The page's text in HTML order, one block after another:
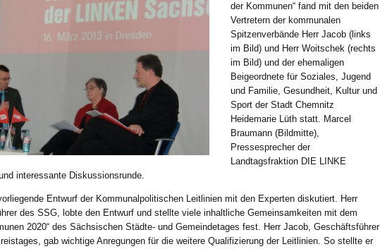
der Kommunen“ fand mit den beiden
Vertretern der kommunalen
Spitzenverbände Herr Jacob (links
im Bild) und Herr Woitschek (rechts
im Bild) und der ehemaligen
Beigeordnete für Soziales, Jugend
und Familie, Gesundheit, Kultur und
Sport der Stadt Chemnitz
Heidemarie Lüth statt. Marcel
Braumann (Bildmitte),
Pressesprecher der
Landtagsfraktion DIE LINKE
interessante Diskussionsrunde.
Entwurf der Kommunalpolitischen Leitlinien mit den Experten diskutiert. Herr
des SSG, lobte den Entwurf und stellte viele inhaltliche Gemeinsamkeiten mit dem
2020“ des Sächsischen Städte- und Gemeindetages fest. Herr Jacob, Geschäftsführer
gab wichtige Anregungen für die weitere Qualifizierung der Leitlinien. So stellte er